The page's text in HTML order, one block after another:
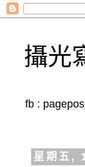
攝光
fb :
星期五,